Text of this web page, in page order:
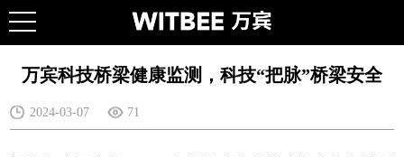
万宾科技桥梁健康监测，科技“把脉”桥梁安全
2024-03-07 71